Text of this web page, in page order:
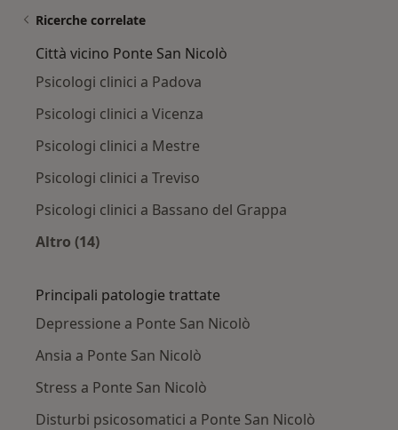
Ricerche correlate
Città vicino Ponte San Nicolò
Psicologi clinici a Padova
Psicologi clinici a Vicenza
Psicologi clinici a Mestre
Psicologi clinici a Treviso
Psicologi clinici a Bassano del Grappa
Altro (14)
Principali patologie trattate
Depressione a Ponte San Nicolò
Ansia a Ponte San Nicolò
Stress a Ponte San Nicolò
Disturbi psicosomatici a Ponte San Nicolò